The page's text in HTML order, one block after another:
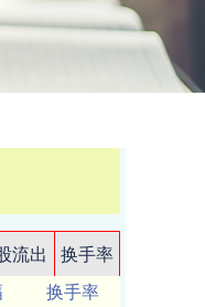
流出
换手率
换手率